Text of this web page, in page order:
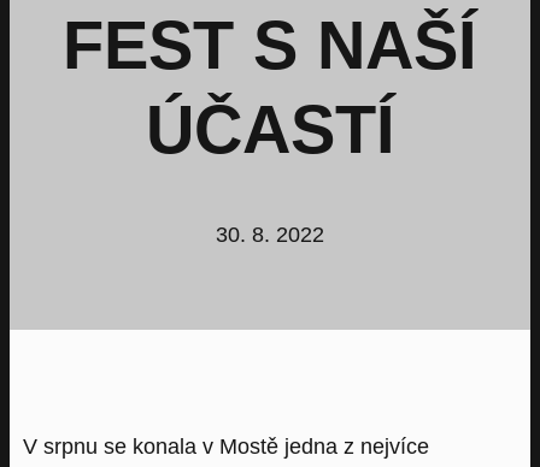
FEST S NAŠÍ
ÚČASTÍ
30. 8. 2022
V srpnu se konala v Mostě jedna z nejvíce